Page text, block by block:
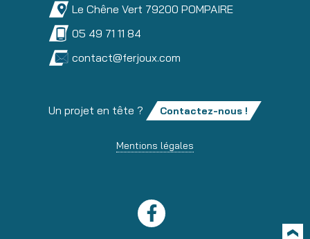
Le Chêne Vert 79200 POMPAIRE
05 49 71 11 84
contact@ferjoux.com
Un projet en tête ? Contactez-nous !
Mentions légales
Facebook